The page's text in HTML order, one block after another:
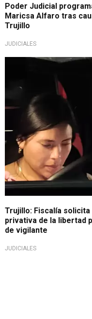
Poder Judicial
Maricsa Alfaro tras
Trujillo
JUDICIALES
Tras el deceso de Juan
Trujillo: Fiscalía solicita
privativa de la libertad
de vigilante
JUDICIALES